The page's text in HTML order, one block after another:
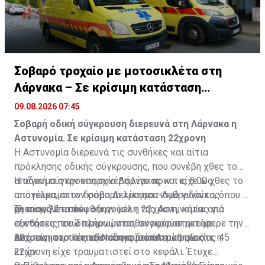
Σοβαρό τροχαίο με μοτοσικλέτα στη
Λάρνακα – Σε κρίσιμη κατάσταση
22χρονη
09.08.2026 07:45
Σοβαρή οδική σύγκρουση διερευνά στη Λάρνακα η
Αστυνομία. Σε κρίσιμη κατάσταση 22χρονη
Η Αστυνομία διερευνά τις συνθήκες και αίτια
πρόκλησης οδικής σύγκρουσης, που συνέβη χθες το
απόγευμα στην επαρχία Λάρνακας και είχε ως
αποτέλεσμα τον σοβαρό τραυματισμό γυναίκας
ηλικίας 22 ετών.
Η οδική σύγκρουση συνέβη λίγο πριν τις 5.00 χθες το
απόγευμα, στον δρόμο Δελίκηπου-Λυθροδόντα, όπου η
μοτοσικλέτα που οδηγούσε η 22χρονη, κάτω από
συνθήκες που διερευνώνται, συγκρούστηκε με
αυτοκίνητο, το οποίο οδηγούσε άντρας ηλικίας 45
ετών.
Τη σκηνή επισκέφθηκαν μέλη της Αστυνομίας για
εξετάσεις, ενώ πλήρωμα ασθενοφόρου μετέφερε την
22χρονη στο Γενικό Νοσοκομείο Λευκωσίας.
Από τις ιατρικές εξετάσεις διαπιστώθηκε ότι, η
22χρονη είχε τραυματιστεί στο κεφάλι. Έτυχε